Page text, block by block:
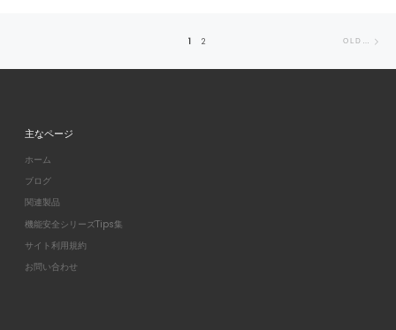
1 2 OLDER POSTS
主なページ
ホーム
ブログ
関連製品
機能安全シリーズTips集
サイト利用規約
お問い合わせ